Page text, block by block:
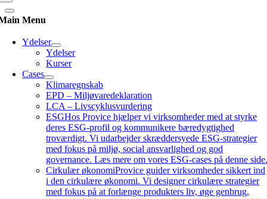
Menu
Ydelser
Ydelser
Kurser
Cases
Klimaregnskab
EPD – Miljøvaredeklaration
LCA – Livscyklusvurdering
ESGHos Provice hjælper vi virksomheder med at styrke
deres ESG-profil og kommunikere bæredygtighed
troværdigt. Vi udarbejder skræddersyede ESG-strategier
med fokus på miljø, social ansvarlighed og god
governance. Læs mere om vores ESG-cases på denne
Cirkulær økonomiProvice guider virksomheder sikkert ind
i den cirkulære økonomi. Vi designer cirkulære strategier
med fokus på at forlænge produkters liv, øge genbrug,